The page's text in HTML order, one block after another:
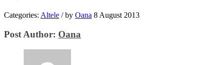
Categories: Altele /by Oana 8 August 2013
Post Author: Oana